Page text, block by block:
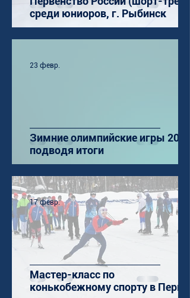
среди юниоров, г. Рыбинск
Зимние олимпийские игры 2026:
подводя итоги
23 февр.
Мастер-класс по
конькобежному спорту в Перми
17 февр.